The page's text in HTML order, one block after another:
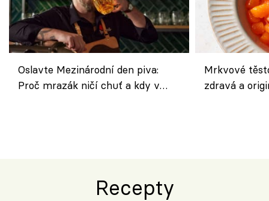
Oslavte Mezinárodní den piva:
Proč mrazák ničí chuť a kdy v
Mrkvové
zdravá a
Recepty